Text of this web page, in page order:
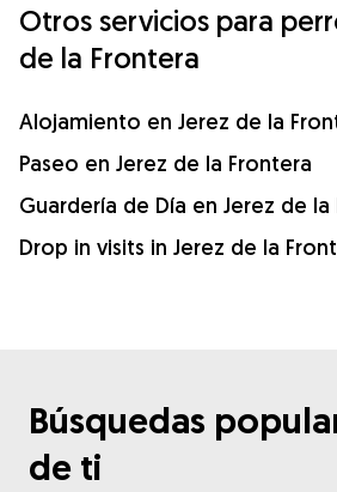
Otros servicios para
de la Frontera
Alojamiento en Jerez de la
Paseo en Jerez de la Frontera
Guardería de Día en Jerez de la
Drop in visits in Jerez de la
Búsquedas
de ti